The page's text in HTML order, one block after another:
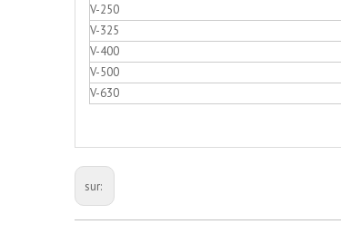
V-250
V-325
V-400
V-500
V-630
sur: